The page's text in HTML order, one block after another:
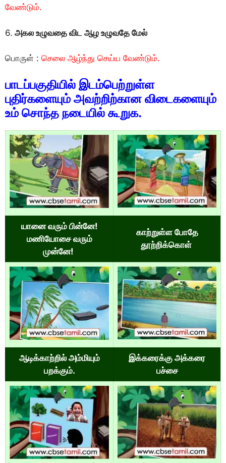
வேண்டும்.
6. அகல உழுவதை விட ஆழ உழுவதே மேல்
பொருள் : செலை ஆழ்ந்து செய்ய வேண்டும்.
பாடப்பகுதியில் இடம்பெற்றுள்ள
புதிர்களையும் அவற்றிற்கான விடைகளையும்
உம் சொந்த நடையில் கூறுக.
யானை வரும் பின்னே!
மணியோசை வரும்
முன்னே!
காற்றுள்ள போதே
தூற்றிக்கொள்
ஆடிக்காற்றில் அம்மியும்
பறக்கும்.
இக்கரைக்கு அக்கரை
பச்சை